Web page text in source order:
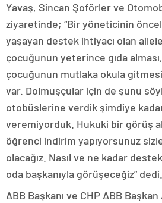
Yavaş, Sincan Şoförler ve
ziyaretinde; “Bir yöneticinin
yaşayan destek ihtiyacı olan
çocuğunun yeterince gıda
çocuğunun mutlaka okula
var. Dolmuşçular için de şunu
otobüslerine verdik şimdiye
veremiyorduk. Hukuki bir görüş
öğrenci indirim yapıyorsunuz
olacağız. Nasıl ve ne kadar
oda başkanıyla görüşeceğiz” dedi.
ABB Başkanı ve CHP ABB